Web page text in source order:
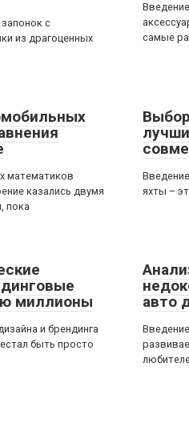
с
из драгоценных
самые
математиков
казались двумя
пока
яхты –
миллионы
и брендинга
быть просто
авто